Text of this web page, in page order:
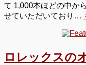
て 1,000本ほどの中か
せていただいており…
ロレックスの